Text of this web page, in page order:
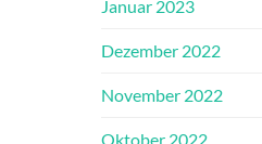
Januar 2023
Dezember 2022
November 2022
Oktober 2022